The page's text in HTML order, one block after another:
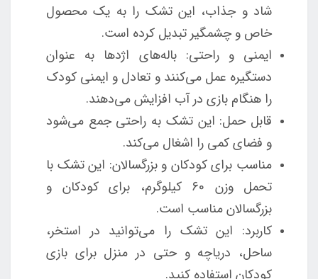
شاد و جذاب، این تشک را به یک محصول
خاص و چشمگیر تبدیل کرده است.
ایمنی و راحتی: باله‌های اژدها به عنوان
دستگیره عمل می‌کنند و تعادل و ایمنی کودک
را هنگام بازی در آب افزایش می‌دهند.
قابل حمل: این تشک به راحتی جمع می‌شود
و فضای کمی را اشغال می‌کند.
مناسب برای کودکان و بزرگسالان: این تشک با
تحمل وزن 60 کیلوگرم، برای کودکان و
بزرگسالان مناسب است.
کاربرد: این تشک را می‌توانید در استخر،
ساحل، دریاچه و حتی در منزل برای بازی
کودکان استفاده کنید.